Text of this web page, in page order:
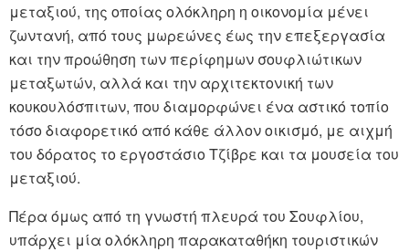
μεταξιού, της οποίας ολόκληρη η οικονομία μένει
ζωντανή, από τους μωρεώνες έως την επεξεργασία
και την προώθηση των περίφημων σουφλιώτικων
μεταξωτών, αλλά και την αρχιτεκτονική των
κουκουλόσπιτων, που διαμορφώνει ένα αστικό τοπίο
τόσο διαφορετικό από κάθε άλλον οικισμό, με αιχμή
του δόρατος το εργοστάσιο Τζίβρε και τα μουσεία του
μεταξιού.
Πέρα όμως από τη γνωστή πλευρά του Σουφλίου,
υπάρχει μία ολόκληρη παρακαταθήκη τουριστικών